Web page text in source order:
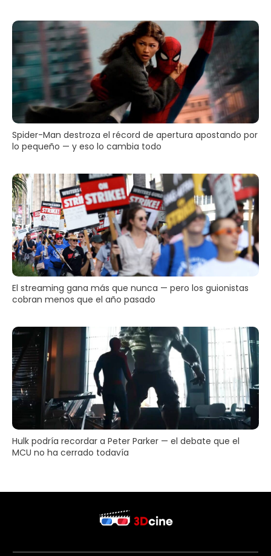
Spider-Man destroza el récord de apertura apostando por
lo pequeño — y eso lo cambia todo
El streaming gana más que nunca — pero los guionistas
cobran menos que el año pasado
Hulk podría recordar a Peter Parker — el debate que el
MCU no ha cerrado todavía